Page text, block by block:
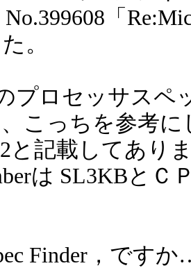
「
。
プロセッサスペ
こっちを参考に
と記載してあり
は SL3KBと
Finder，です